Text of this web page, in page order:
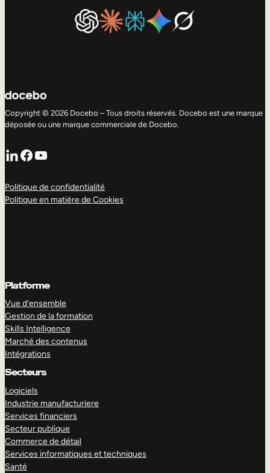
Copyright © 2026 Docebo – Tous droits réservés. Docebo est une marque
déposée ou une marque commerciale de Docebo.
LinkedIn
Facebook
YouTube
Politique de confidentialité
Politique en matière de Cookies
Platforme
Vue d’ensemble
Gestion de la formation
Skills Intelligence
Marché des contenus
Intégrations
Secteurs
Logiciels
Industrie manufacturiere
Services financiers
Secteur publique
Commerce de détail
Services informatiques et techniques
Santé